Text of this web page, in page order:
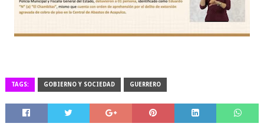
TAGS: GOBIERNO Y SOCIEDAD GUERRERO